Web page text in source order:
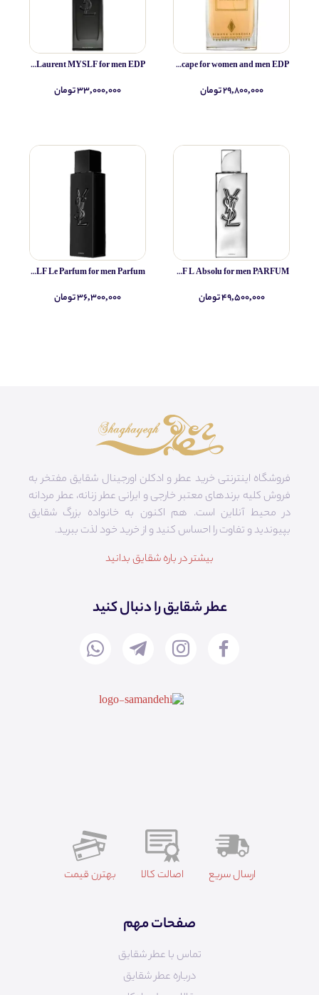
Simone Andreoli Tulum Junglescape for women and men EDP
۲۹,۸۰۰,۰۰۰ تومان
Yves Saint Laurent MYSLF L Absolu for men PARFUM
۴۹,۵۰۰,۰۰۰ تومان
Yves Saint Laurent MYSLF for men EDP
۳۳,۰۰۰,۰۰۰ تومان
Yves Saint Laurent MYSLF Le Parfum for men Parfum
۳۶,۳۰۰,۰۰۰ تومان
فروشگاه اینترنتی خرید عطر و ادکلن اورجینال شقایق مفتخر به
فروش کلیه برندهای معتبر خارجی و ایرانی عطر زنانه، عطر مردانه
در محیط آنلاین است. هم‌ اکنون به خانواده بزرگ شقایق
بپیوندید و تفاوت را احساس کنید و از خرید خود لذت ببرید.
بیشتر در باره شقایق بدانید
عطر شقایق را دنبال کنید
ارسال سریع اصالت کالا بهترن قیمت
صفحات مهم
تماس با عطر شقایق
درباره عطر شقایق